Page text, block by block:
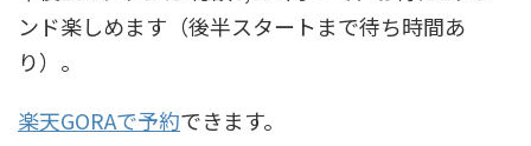
ンド楽しめます（後半スタートまで待ち時間あ
り）。
楽天GORAで予約できます。